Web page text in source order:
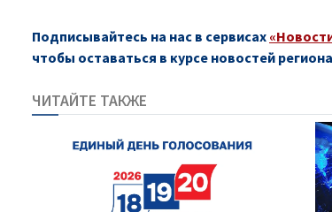
Подписывайтесь на нас в сервисах
чтобы оставаться в курсе новостей
ЧИТАЙТЕ ТАКЖЕ